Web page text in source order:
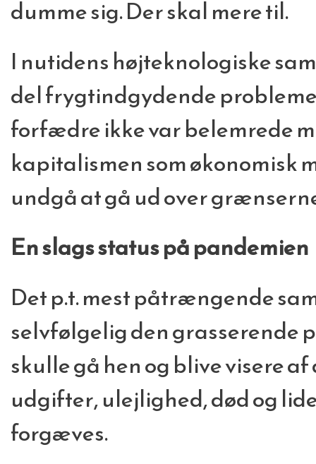
dumme sig. Der skal mere til.
I nutidens højteknologiske
del frygtindgydende
forfædre ikke var belemrede
kapitalismen som økonomisk
undgå at gå ud over
En slags status på pandemien
Det p.t. mest påtrængende
selvfølgelig den grasserende
skulle gå hen og blive visere
udgifter, ulejlighed, død og
forgæves.